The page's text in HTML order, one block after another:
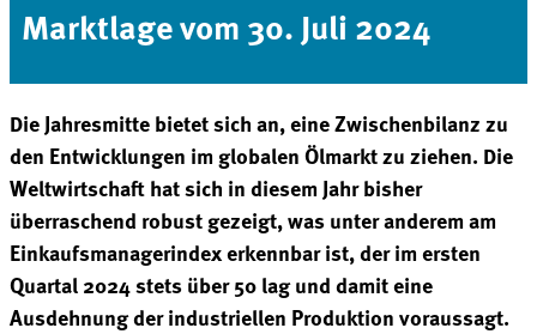
Marktlage vom 30. Juli 2024
Die Jahresmitte bietet sich an, eine Zwischenbilanz zu
den Entwicklungen im globalen Ölmarkt zu ziehen. Die
Weltwirtschaft hat sich in diesem Jahr bisher
überraschend robust gezeigt, was unter anderem am
Einkaufsmanagerindex erkennbar ist, der im ersten
Quartal 2024 stets über 50 lag und damit eine
Ausdehnung der industriellen Produktion voraussagt.